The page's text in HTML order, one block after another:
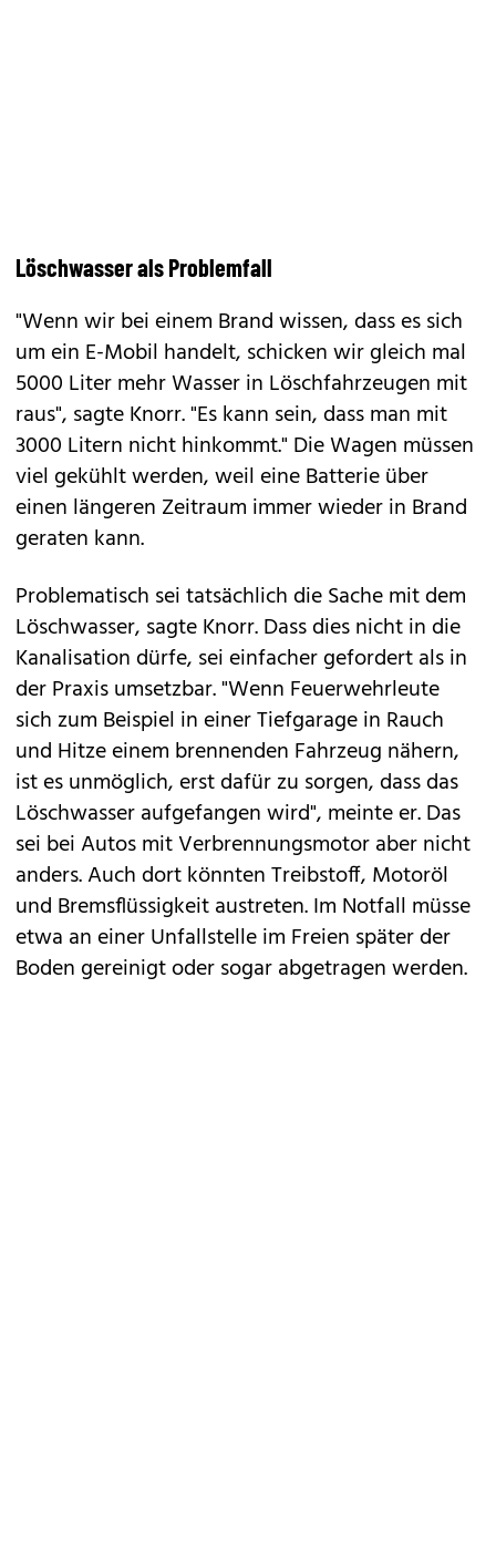
Löschwasser als Problemfall
"Wenn wir bei einem Brand wissen, dass es sich
um ein E-Mobil handelt, schicken wir gleich mal
5000 Liter mehr Wasser in Löschfahrzeugen mit
raus", sagte Knorr. "Es kann sein, dass man mit
3000 Litern nicht hinkommt." Die Wagen müssen
viel gekühlt werden, weil eine Batterie über
einen längeren Zeitraum immer wieder in Brand
geraten kann.
Problematisch sei tatsächlich die Sache mit dem
Löschwasser, sagte Knorr. Dass dies nicht in die
Kanalisation dürfe, sei einfacher gefordert als in
der Praxis umsetzbar. "Wenn Feuerwehrleute
sich zum Beispiel in einer Tiefgarage in Rauch
und Hitze einem brennenden Fahrzeug nähern,
ist es unmöglich, erst dafür zu sorgen, dass das
Löschwasser aufgefangen wird", meinte er. Das
sei bei Autos mit Verbrennungsmotor aber nicht
anders. Auch dort könnten Treibstoff, Motoröl
und Bremsflüssigkeit austreten. Im Notfall müsse
etwa an einer Unfallstelle im Freien später der
Boden gereinigt oder sogar abgetragen werden.